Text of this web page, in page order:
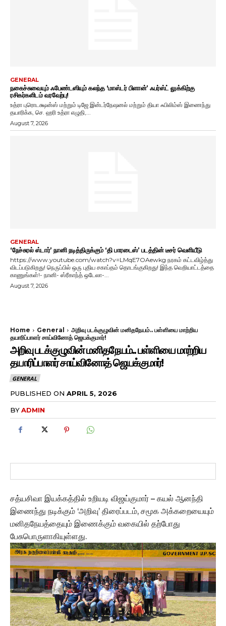
GENERAL
நகைச்சுவையும் ஃபேண்டஸியும் கலந்த ‘மாஸ்டர் பிளான்’ ஃபர்ஸ்ட் லுக்கிற்கு
ரசிகர்களிடம் வரவேற்பு!
உத்ரா புரொடக்ஷன்ஸ் மற்றும் டிஜே இன்டர்நேஷனல் மற்றும் தியா ஃபிலிம்ஸ் இணைந்து
தயாரிக்க, செ. ஹரி உத்ரா எழுதி,...
August 7, 2026
GENERAL
‘நேச்சுரல் ஸ்டார்’ நானி நடித்திருக்கும் ‘தி பாரடைஸ்’ படத்தின் டீசர் வெளியீடு
https://www.youtube.com/watch?v=LMqE7OAewkg நரகம் கட்டவிழ்த்து
விடப்படுகிறது! நெருப்பில் ஒரு புதிய சகாப்தம் தொடங்குகிறது! இந்த வெறியாட்டத்தை
காணுங்கள்!- நானி- ஸ்ரீகாந்த் ஒடேலா-...
August 7, 2026